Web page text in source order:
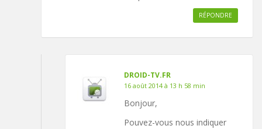
RÉPONDRE
DROID-TV.FR
16 août 2014 à 13 h 58 min
Bonjour,
Pouvez-vous nous indiquer